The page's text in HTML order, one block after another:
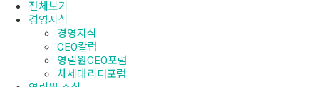
전체보기
경영지식
경영지식
CEO칼럼
영림원CEO포럼
차세대리더포럼